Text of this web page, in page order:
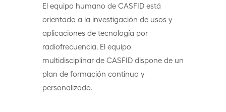
El equipo humano de CASFID está
orientado a la investigación de usos y
aplicaciones de tecnología por
radiofrecuencia. El equipo
multidisciplinar de CASFID dispone de un
plan de formación continuo y
personalizado.